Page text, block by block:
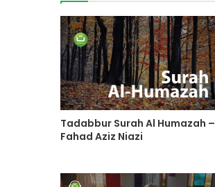
Tadabbur Surah Al Humazah –
Fahad Aziz Niazi